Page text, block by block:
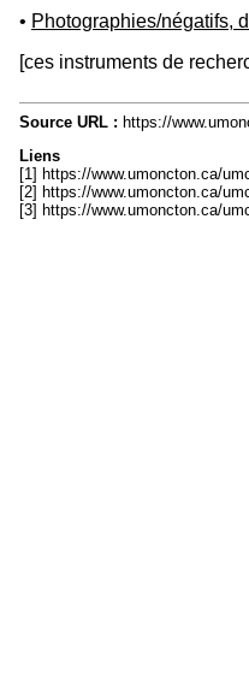
• Photographies/négatifs,
[ces instruments de
Source URL : https://
Liens
[1] https://www.umoncton.ca/
[2] https://www.umoncton.ca/
[3] https://www.umoncton.ca/